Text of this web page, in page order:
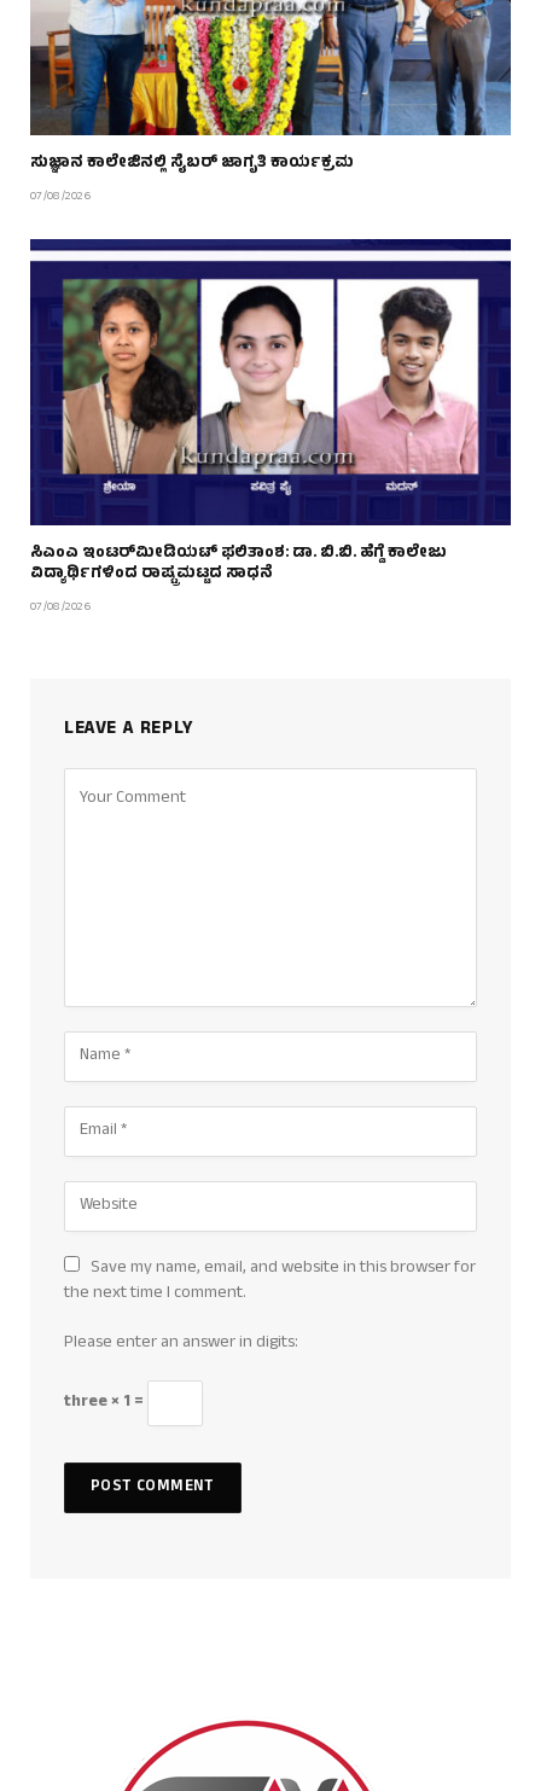
ಸುಜ್ಞಾನ ಕಾಲೇಜಿನಲ್ಲಿ ಸೈಬರ್ ಜಾಗೃತಿ ಕಾರ್ಯಕ್ರಮ
07/08/2026
ಸಿಎಂಎ ಇಂಟರ್‌ಮೀಡಿಯಟ್ ಫಲಿತಾಂಶ: ಡಾ. ಬಿ.ಬಿ. ಹೆಗ್ಡೆ ಕಾಲೇಜು
ವಿದ್ಯಾರ್ಥಿಗಳಿಂದ ರಾಷ್ಟ್ರಮಟ್ಟದ ಸಾಧನೆ
07/08/2026
LEAVE A REPLY
Save my name, email, and website in this browser for
the next time I comment.
Please enter an answer in digits:
three × 1 =